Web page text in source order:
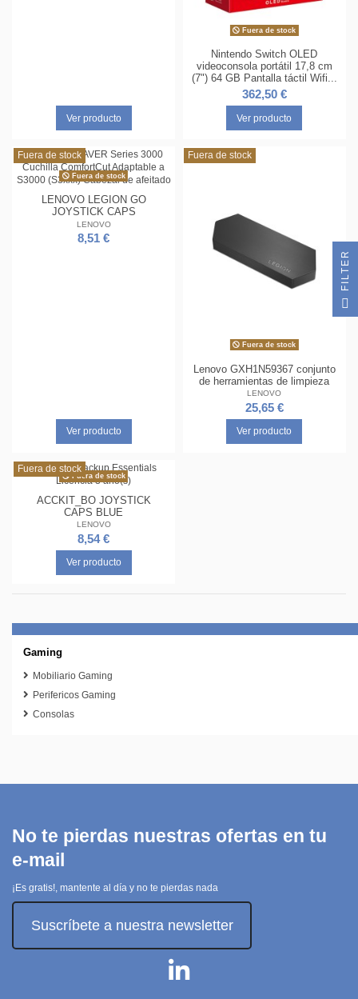
Ver producto
Fuera de stock
Nintendo Switch OLED
videoconsola portátil 17,8 cm
(7") 64 GB Pantalla táctil Wifi...
362,50 €
Ver producto
Fuera de stock
Fuera de stock
LENOVO LEGION GO
JOYSTICK CAPS
LENOVO
8,51 €
Ver producto
Fuera de stock
Fuera de stock
Lenovo GXH1N59367 conjunto
de herramientas de limpieza
LENOVO
25,65 €
Ver producto
Fuera de stock
Fuera de stock
ACCKIT_BO JOYSTICK
CAPS BLUE
LENOVO
8,54 €
Ver producto
Gaming
Mobiliario Gaming
Perifericos Gaming
Consolas
No te pierdas nuestras ofertas en tu
e-mail
¡Es gratis!, mantente al día y no te pierdas nada
Suscríbete a nuestra newsletter
R